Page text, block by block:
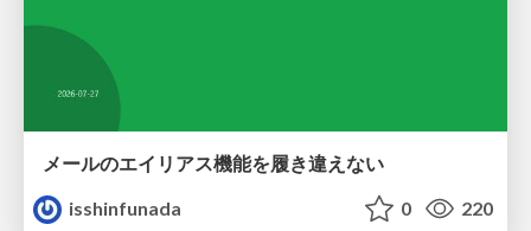
メールのエイリアス機能を履き違えない
isshinfunada
0 220